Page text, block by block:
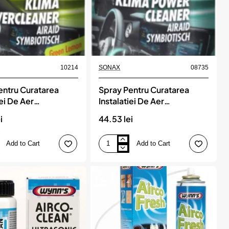
10214
Curatarea
De Aer
Add to Cart
SONAX 08735
Spray Pentru Curatarea
Instalatiei De Aer
100 Ml Sonax
44.53 lei
Spray
Pentru
Instalatiei
Conditionat
Ocean
Fresh
Add to Cart